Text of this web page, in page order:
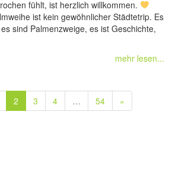
fühlt, ist herzlich willkommen.
ist kein gewöhnlicher Städtetrip. Es
sind Palmenzweige, es ist Geschichte,
mehr lesen...
2 3 4 … 54 »